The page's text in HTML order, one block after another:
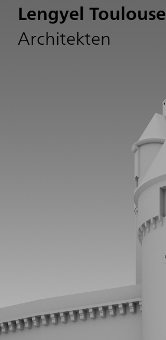
Lengyel Toulouse
Architekten